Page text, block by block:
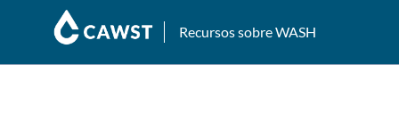
Recursos sobre WASH